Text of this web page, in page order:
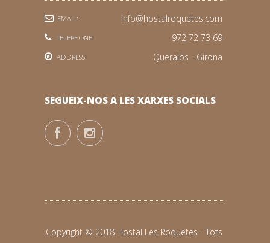
EMAIL: info@hostalroquetes.com
TELEPHONE: 972 72 73 69
ADDRESS Queralbs - Girona
SEGUEIX-NOS A LES XARXES SOCIALS
Copyright © 2018 Hostal Les Roquetes - Tots